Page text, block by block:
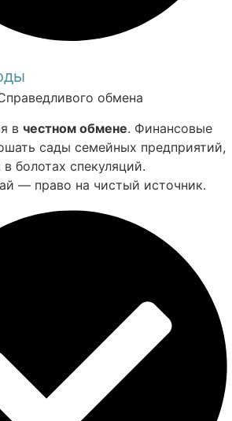
обмена
в честном обмене. Финансовые
сады семейных предприятий,
болотах спекуляций.
— право на чистый источник.